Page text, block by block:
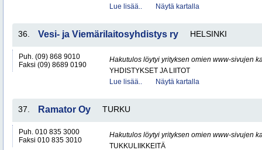
Lue lisää..
Näytä kartalla
36. Vesi- ja Viemärilaitosyhdistys ry HELSINKI
Puh. (09) 868 9010
Faksi (09) 8689 0190
Hakutulos löytyi yrityksen omien www-sivujen
YHDISTYKSET JA LIITOT
Lue lisää..
Näytä kartalla
37. Ramator Oy TURKU
Puh. 010 835 3000
Faksi 010 835 3010
Hakutulos löytyi yrityksen omien www-sivujen
TUKKULIIKKEITÄ